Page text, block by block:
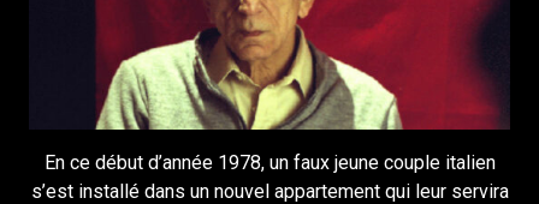
En ce début d’année 1978, un faux jeune couple italien
s’est installé dans un nouvel appartement qui leur servira